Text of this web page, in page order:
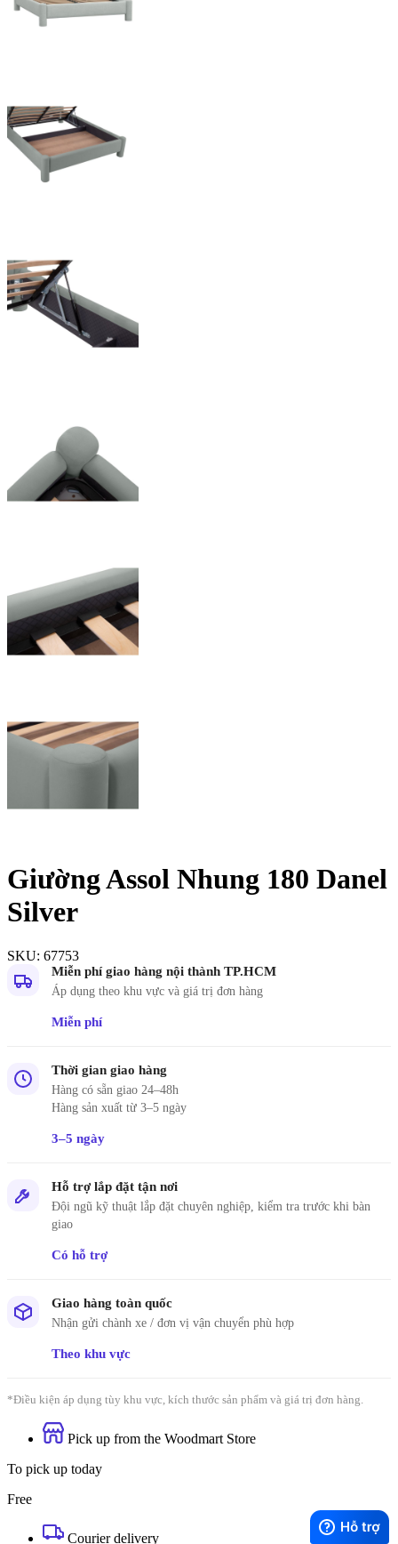
Giường Assol Nhung 180 Danel
Silver
SKU: 67753
Miễn phí giao hàng nội thành TP.HCM
Áp dụng theo khu vực và giá trị đơn hàng
Miễn phí
Thời gian giao hàng
Hàng có sẵn giao 24–48h
Hàng sản xuất từ 3–5 ngày
3–5 ngày
Hỗ trợ lắp đặt tận nơi
Đội ngũ kỹ thuật lắp đặt chuyên nghiệp, kiểm tra trước khi bàn
giao
Có hỗ trợ
Giao hàng toàn quốc
Nhận gửi chành xe / đơn vị vận chuyển phù hợp
Theo khu vực
*Điều kiện áp dụng tùy khu vực, kích thước sản phẩm và giá trị đơn hàng.
Pick up from the Woodmart Store
To pick up today
Free
Courier delivery